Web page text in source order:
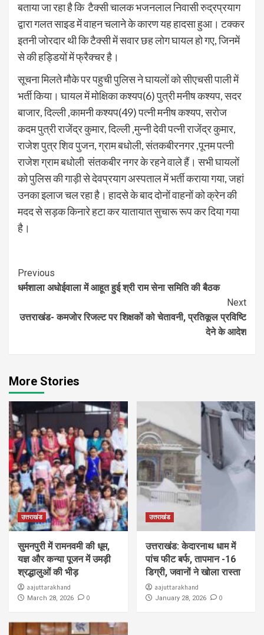
बताया जा रहा है कि टैक्सी चालक भजनलाल निवासी रुद्रप्रयाग
द्वारा गलत साइड में वाहन चलाने के कारण यह हादसा हुआ। टक्कर
इतनी जोरदार थी कि टैक्सी में सवार छह लोग घायल हो गए, जिनमें
से की हड्डियों में फ्रैक्चर है।
सूचना मिलते मौके पर पहुची पुलिस ने घायलों को सीएचसी पाली में
भर्ती किया। घायल में मोक्षिका कश्यप(6) पुत्री मनीष कश्यप, सदर
बाजार, दिल्ली ,कामनी कश्यप(49) पत्नी मनीष कश्यप, सरोज
कदम पुत्री राजेंद्र कुमार, दिल्ली ,मुन्नी देवी पत्नी राजेंद्र कुमार,
राजेश पुत्र शिव पुजन, ग्राम बधोली, संतकबीरनगर ,पूनम पत्नी
राजेश ग्राम बधोली संतकबीर नगर के रहने वाले हैं। सभी घायलों
को पुलिस की गाड़ी से देवप्रयाग अस्पताल में भर्ती कराया गया, जहां
उनका इलाज चल रहा है। हादसे के बाद दोनों वाहनों को क्रेन की
मदद से सड़क किनारे हटा कर यातायात सुचारू रूप कर दिया गया
है।
Continue
Reading
Previous
धर्मशाला अधोईवाला में आहूत हुई श्री राम सेना समिति की बैठक
Next
उत्तराखंड- कमजोर रिजल्ट पर शिक्षकों को चेतावनी, प्रतिकूल प्रविष्टि
देने के आदेश
More Stories
उत्तराखंड
सुमनपुरी में रामनवमी की धूम,
यज्ञ और कन्या पूजन में उमड़ी
श्रद्धालुओं की भीड़
aajuttarakhand
March 28, 2026 0
उत्तराखंड
उत्तराखंड: केदारनाथ धाम में
पांच फीट बर्फ, तापमान -16
डिग्री, जवानों ने खोला रास्ता
aajuttarakhand
January 28, 2026 0